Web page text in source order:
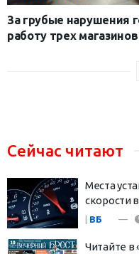
За грубые нарушения
работу трех
Сейчас читают
Места
скорости
| ВБ
Читайте в